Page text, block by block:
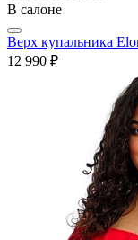
В салоне
Верх купальника
12 990 ₽